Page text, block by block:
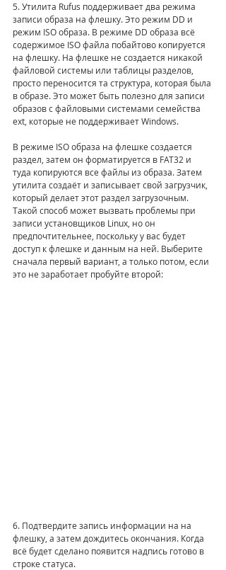
5. Утилита Rufus поддерживает два режима
записи образа на флешку. Это режим DD и
режим ISO образа. В режиме DD образа всё
содержимое ISO файла побайтово копируется
на флешку. На флешке не создается никакой
файловой системы или таблицы разделов,
просто переносится та структура, которая была
в образе. Это может быть полезно для записи
образов с файловыми системами семейства
ext, которые не поддерживает Windows.
В режиме ISO образа на флешке создается
раздел, затем он форматируется в FAT32 и
туда копируются все файлы из образа. Затем
утилита создаёт и записывает свой загрузчик,
который делает этот раздел загрузочным.
Такой способ может вызвать проблемы при
записи установщиков Linux, но он
предпочтительнее, поскольку у вас будет
доступ к флешке и данным на ней. Выберите
сначала первый вариант, а только потом, если
это не заработает пробуйте второй:
6. Подтвердите запись информации на на
флешку, а затем дождитесь окончания. Когда
всё будет сделано появится надпись готово в
строке статуса.